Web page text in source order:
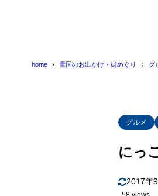
home 雪国のお出かけ・街めぐり グ
グルメ
にっ
2017年